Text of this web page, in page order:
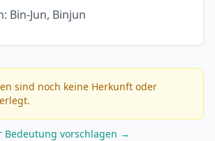
Bin-Jun, Binjun
sind noch keine Herkunft oder
Bedeutung vorschlagen →